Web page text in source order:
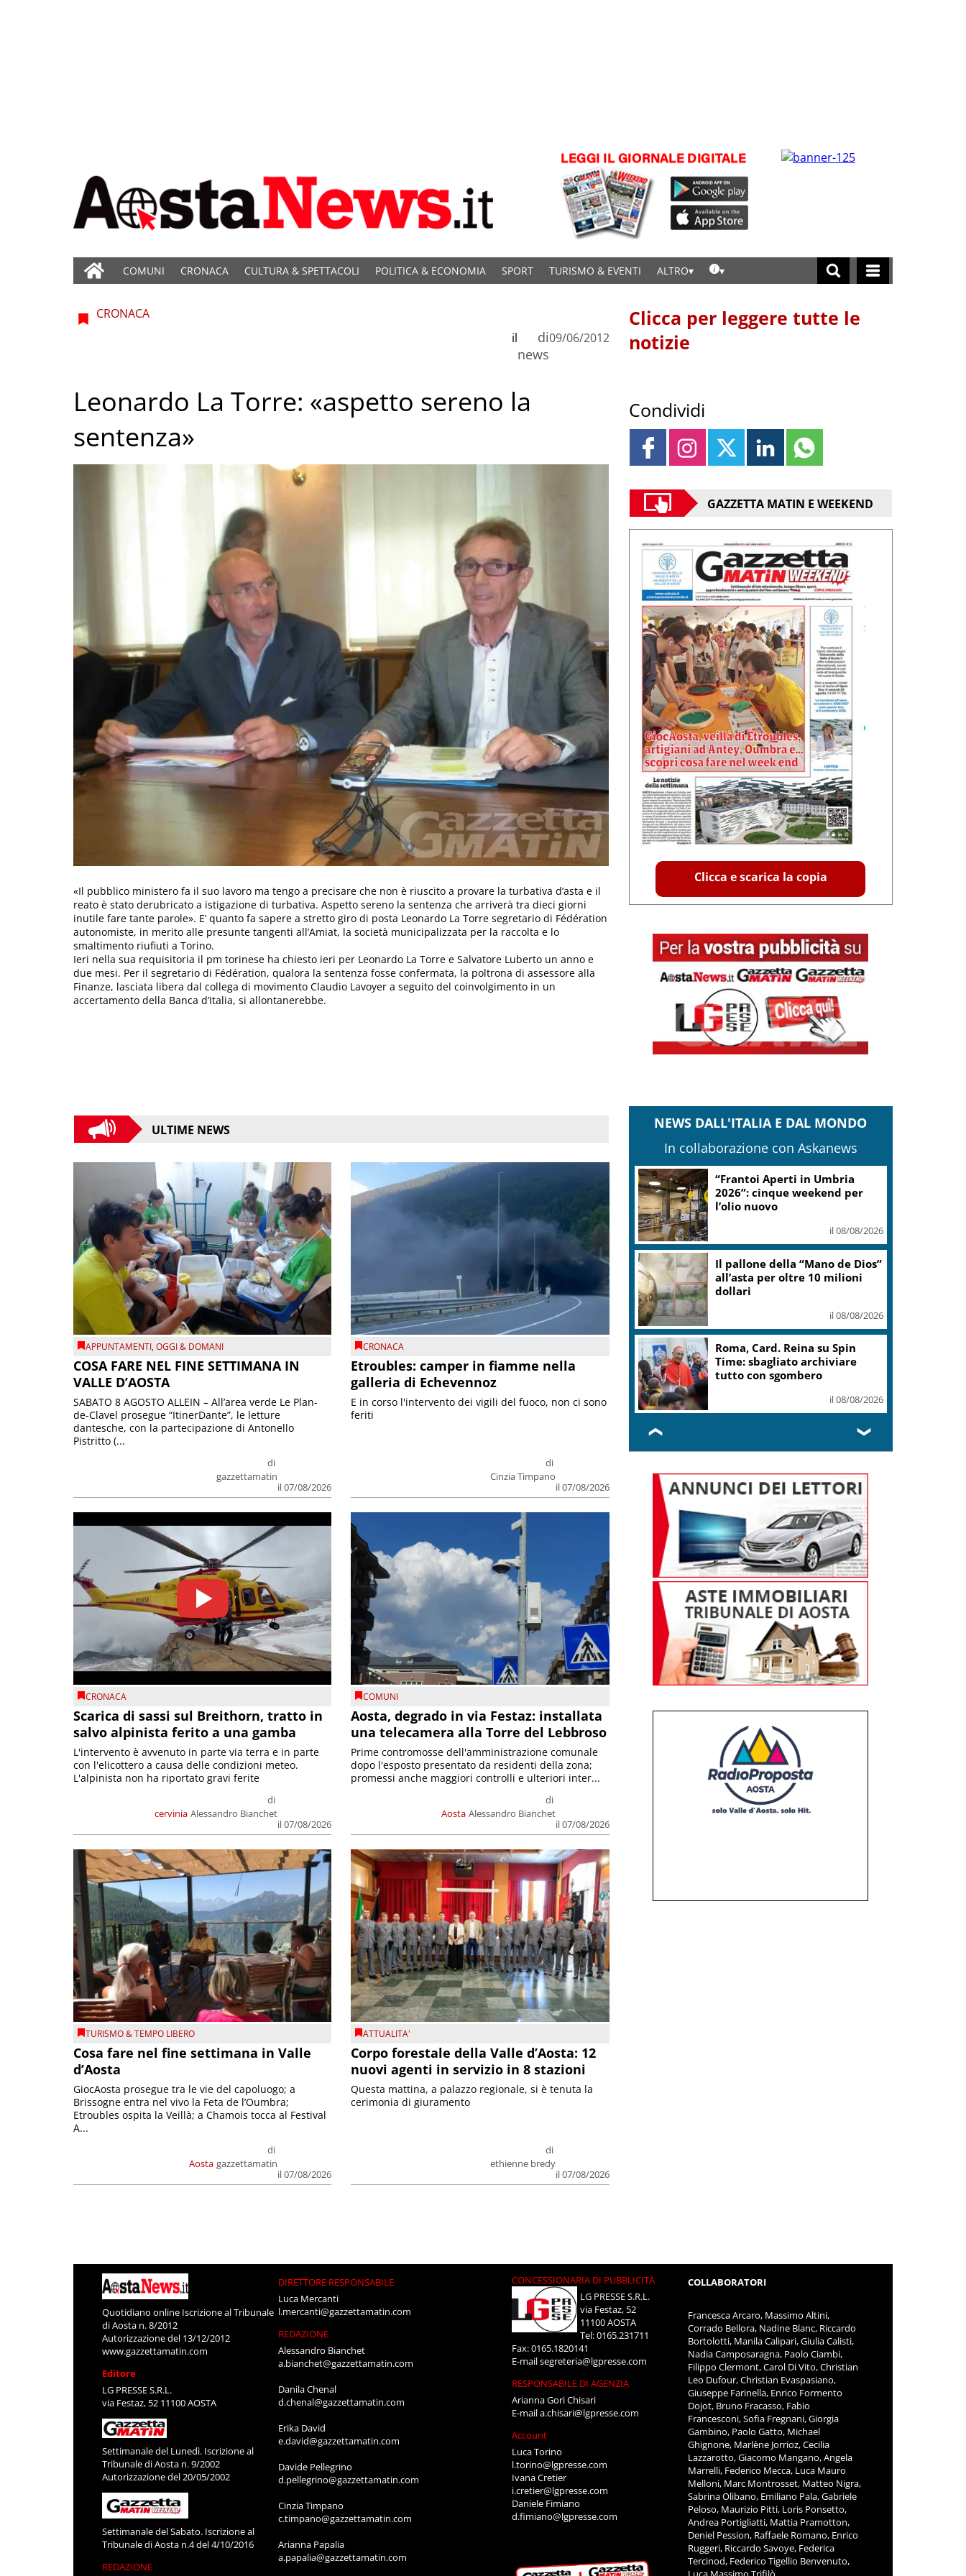
COMUNI CRONACA CULTURA & SPETTACOLI POLITICA & ECONOMIA SPORT TURISMO & EVENTI ALTRO
CRONACA
di
news
il 09/06/2012
Leonardo La Torre: «aspetto sereno la
sentenza»
«Il pubblico ministero fa il suo lavoro ma tengo a precisare che non è riuscito a provare la turbativa d’asta e il
reato è stato derubricato a istigazione di turbativa. Aspetto sereno la sentenza che arriverà tra dieci giorni
inutile fare tante parole». E’ quanto fa sapere a stretto giro di posta Leonardo La Torre segretario di Fédération
autonomiste, in merito alle presunte tangenti all’Amiat, la società municipalizzata per la raccolta e lo
smaltimento riufiuti a Torino.
Ieri nella sua requisitoria il pm torinese ha chiesto ieri per Leonardo La Torre e Salvatore Luberto un anno e
due mesi. Per il segretario di Fédération, qualora la sentenza fosse confermata, la poltrona di assessore alla
Finanze, lasciata libera dal collega di movimento Claudio Lavoyer a seguito del coinvolgimento in un
accertamento della Banca d’Italia, si allontanerebbe.
ULTIME NEWS
APPUNTAMENTI,OGGI & DOMANI
COSA FARE NEL FINE SETTIMANA IN
VALLE D’AOSTA
di
gazzettamatin
il 07/08/2026
SABATO 8 AGOSTO ALLEIN – All’area verde Le Plan-
de-Clavel prosegue “ItinerDante”, le letture
dantesche, con la partecipazione di Antonello
Pistritto (...
CRONACA
Etroubles: camper in fiamme nella
galleria di Echevennoz
di
Cinzia Timpano
il 07/08/2026
E in corso l'intervento dei vigili del fuoco, non ci sono
feriti
CRONACA
Scarica di sassi sul Breithorn, tratto in
salvo alpinista ferito a una gamba
cervinia
di
Alessandro Bianchet
il 07/08/2026
L'intervento è avvenuto in parte via terra e in parte
con l'elicottero a causa delle condizioni meteo.
L'alpinista non ha riportato gravi ferite
COMUNI
Aosta, degrado in via Festaz: installata
una telecamera alla Torre del Lebbroso
Aosta
di
Alessandro Bianchet
il 07/08/2026
Prime contromosse dell'amministrazione comunale
dopo l'esposto presentato da residenti della zona;
promessi anche maggiori controlli e ulteriori inter...
TURISMO & TEMPO LIBERO
Cosa fare nel fine settimana in Valle
d’Aosta
Aosta
di
gazzettamatin
il 07/08/2026
GiocAosta prosegue tra le vie del capoluogo; a
Brissogne entra nel vivo la Feta de l’Oumbra;
Etroubles ospita la Veillà; a Chamois tocca al Festival
A...
ATTUALITA'
Corpo forestale della Valle d’Aosta: 12
nuovi agenti in servizio in 8 stazioni
di
ethienne bredy
il 07/08/2026
Questa mattina, a palazzo regionale, si è tenuta la
cerimonia di giuramento
Clicca per leggere tutte le
notizie
Condividi
GAZZETTA MATIN E WEEKEND
Clicca e scarica la copia
NEWS DALL'ITALIA E DAL MONDO
In collaborazione con Askanews
Escursioni tra ambiente e
storia nel comprensorio dello
Zoncolan
il 08/08/2026
Mattarella: la gestione dei
flussi migratori rispetti la
dignità delle persone
il 08/08/2026
Marcinelle, Meloni: rinnovato
impegno a difesa di lavoro,
libertà, dignità
il 08/08/2026
❮ ❯
Quotidiano online Iscrizione al Tribunale
di Aosta n. 8/2012
Autorizzazione del 13/12/2012
www.gazzettamatin.com
Editore
LG PRESSE S.R.L.
via Festaz, 52 11100 AOSTA
Settimanale del Lunedì. Iscrizione al
Tribunale di Aosta n. 9/2002
Autorizzazione del 20/05/2002
Settimanale del Sabato. Iscrizione al
Tribunale di Aosta n.4 del 4/10/2016
REDAZIONE
DIRETTORE RESPONSABILE
Luca Mercanti
l.mercanti@gazzettamatin.com
REDAZIONE
Alessandro Bianchet
a.bianchet@gazzettamatin.com
Danila Chenal
d.chenal@gazzettamatin.com
Erika David
e.david@gazzettamatin.com
Davide Pellegrino
d.pellegrino@gazzettamatin.com
Cinzia Timpano
c.timpano@gazzettamatin.com
Arianna Papalia
a.papalia@gazzettamatin.com
CONCESSIONARIA DI PUBBLICITÀ
LG PRESSE S.R.L.
via Festaz, 52
11100 AOSTA
Tel: 0165.231711
Fax: 0165.1820141
E-mailsegreteria@lgpresse.com
RESPONSABILE DI AGENZIA
Arianna Gori Chisari
E-maila.chisari@lgpresse.com
Account
Luca Torino
l.torino@lgpresse.com
Ivana Cretier
i.cretier@lgpresse.com
Daniele Fimiano
d.fimiano@lgpresse.com
COLLABORATORI
Francesca Arcaro, Massimo Altini,
Corrado Bellora, Nadine Blanc, Riccardo
Bortolotti, Manila Calipari, Giulia Calisti,
Nadia Camposaragna, Paolo Ciambi,
Filippo Clermont, Carol Di Vito, Christian
Leo Dufour, Christian Evaspasiano,
Giuseppe Farinella, Enrico Formento
Dojot, Bruno Fracasso, Fabio
Francesconi, Sofia Fregnani, Giorgia
Gambino, Paolo Gatto, Michael
Ghignone, Marlène Jorrioz, Cecilia
Lazzarotto, Giacomo Mangano, Angela
Marrelli, Federico Mecca, Luca Mauro
Melloni, Marc Montrosset, Matteo Nigra,
Sabrina Olibano, Emiliano Pala, Gabriele
Peloso, Maurizio Pitti, Loris Ponsetto,
Andrea Portigliatti, Mattia Pramotton,
Deniel Pession, Raffaele Romano, Enrico
Ruggeri, Riccardo Savoye, Federica
Tercinod, Federico Tigellio Benvenuto,